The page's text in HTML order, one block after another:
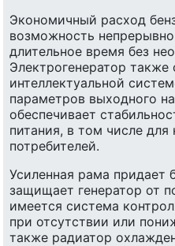
Экономичный расход
возможность
длительное время без
Электрогенератор также
интеллектуальной
параметров выходного
обеспечивает
питания, в том числе для
потребителей.
Усиленная рама придает
защищает генератор от
имеется система
при отсутствии или
также радиатор